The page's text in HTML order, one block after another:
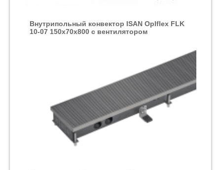
Внутрипольный конвектор ISAN Oplflex FLK
10-07 150х70х800 с вентилятором